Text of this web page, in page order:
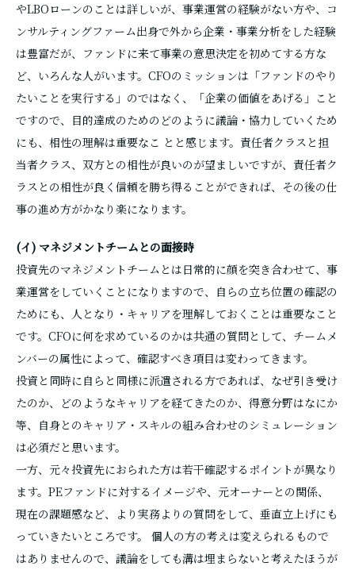
やLBOローンのことは詳しいが、事業運営の経験がない方や、コ
ンサルティングファーム出身で外から企業・事業分析をした経験
は豊富だが、ファンドに来て事業の意思決定を初めてする方な
ど、いろんな人がいます。CFOのミッションは「ファンドのやり
たいことを実行する」のではなく、「企業の価値をあげる」こと
ですので、目的達成のためのどのように議論・協力していくため
にも、相性の理解は重要なこ とと感じます。責任者クラスと担
当者クラス、双方との相性が良いのが望ましいですが、責任者ク
ラスとの相性が良く信頼を勝ち得ることができれば、その後の仕
事の進め方がかなり楽になります。
(イ) マネジメントチームとの面接時
投資先のマネジメントチームとは日常的に顔を突き合わせて、事
業運営をしていくことになりますので、自らの立ち位置の確認の
ためにも、人となり・キャリアを理解しておくことは重要なこと
です。CFOに何を求めているのかは共通の質問として、チームメ
ンバーの属性によって、確認すべき項目は変わってきます。
投資と同時に自らと同様に派遣される方であれば、なぜ引き受け
たのか、どのようなキャリアを経てきたのか、得意分野はなにか
等、自身とのキャリア・スキルの組み合わせのシミュレーション
は必須だと思います。
一方、元々投資先におられた方は若干確認するポイントが異なり
ます。PEファンドに対するイメージや、元オーナーとの関係、
現在の課題感など、より実務よりの質問をして、垂直立上げにも
っていきたいところです。 個人の方の考えは変えられるもので
はありませんので、議論をしても溝は埋まらないと考えたほうが